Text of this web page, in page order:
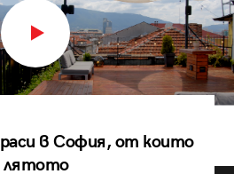
в София, от които
лятото